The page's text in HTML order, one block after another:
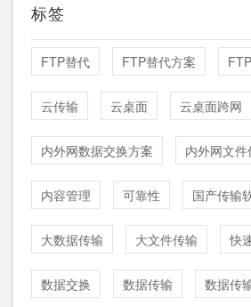
标签
FTP替代 FTP替代方案
云传输 云桌面 云桌面跨网
内外网数据交换方案 内外网文件
内容管理 可靠性 国产传输
大数据传输 大文件传输 快
数据交换 数据传输 数据传